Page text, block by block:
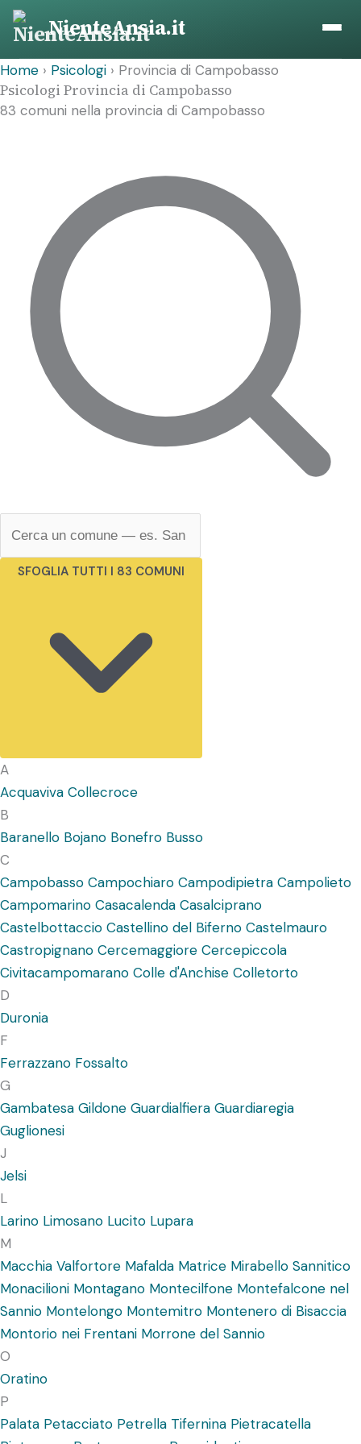
Vai
contenuto
NienteAnsia.it
Home › Psicologi › Provincia di Campobasso
Psicologi Provincia di Campobasso
83 comuni nella provincia di Campobasso
SFOGLIA TUTTI I 83 COMUNI
A
Acquaviva Collecroce
B
Baranello Bojano Bonefro Busso
C
Campobasso Campochiaro Campodipietra Campolieto
Campomarino Casacalenda Casalciprano
Castelbottaccio Castellino del Biferno Castelmauro
Castropignano Cercemaggiore Cercepiccola
Civitacampomarano Colle d'Anchise Colletorto
D
Duronia
F
Ferrazzano Fossalto
G
Gambatesa Gildone Guardialfiera Guardiaregia
Guglionesi
J
Jelsi
L
Larino Limosano Lucito Lupara
M
Macchia Valfortore Mafalda Matrice Mirabello Sannitico
Monacilioni Montagano Montecilfone Montefalcone nel
Sannio Montelongo Montemitro Montenero di Bisaccia
Montorio nei Frentani Morrone del Sannio
O
Oratino
P
Palata Petacciato Petrella Tifernina Pietracatella